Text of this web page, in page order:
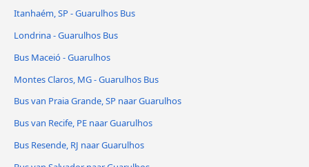
Itanhaém, SP - Guarulhos Bus
Londrina - Guarulhos Bus
Bus Maceió - Guarulhos
Montes Claros, MG - Guarulhos Bus
Bus van Praia Grande, SP naar Guarulhos
Bus van Recife, PE naar Guarulhos
Bus Resende, RJ naar Guarulhos